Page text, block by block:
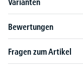
Varianten
Bewertungen
Fragen zum Artikel